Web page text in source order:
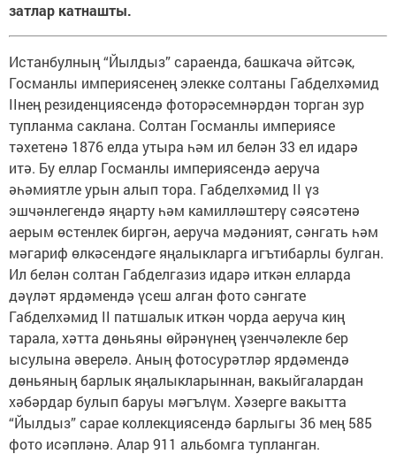
затлар катнашты.
Истанбулның “Йылдыз” сараенда, башкача әйтсәк,
Госманлы империясенең элекке солтаны Габделхәмид
IIнең резиденциясендә фоторәсемнәрдән торган зур
тупланма саклана. Солтан Госманлы империясе
тәхетенә 1876 елда утыра һәм ил белән 33 ел идарә
итә. Бу еллар Гос­манлы империясендә аеруча
әһәмиятле урын алып тора. Габделхәмид II үз
эшчәнлегендә яңарту һәм камилләштерү сәясәтенә
аерым өстенлек биргән, аеруча мәдәният, сәнгать һәм
мәгариф өлкәсендәге яңалык­ларга игътибарлы булган.
Ил белән солтан Габделгазиз идарә иткән елларда
дәүләт ярдәмендә үсеш алган фото сәнгате
Габделхәмид II патшалык иткән чорда аеруча киң
тарала, хәтта дөньяны өйрәнүнең үзенчәлек­ле бер
ысулына әверелә. Аның фотосурәтләр ярдәмендә
дөньяның барлык яңалыкларыннан, вакыйгалардан
хәбәрдар булып баруы мәгълүм. Хәзерге вакытта
“Йылдыз” сарае коллекциясендә барлыгы 36 мең 585
фото исәпләнә. Алар 911 альбомга тупланган.